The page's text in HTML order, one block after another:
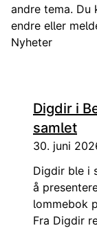
andre tema. Du
endre eller
Nyheter
Digdir i
samlet
30. juni
Digdir ble i
å
lommebok
Fra Digdir